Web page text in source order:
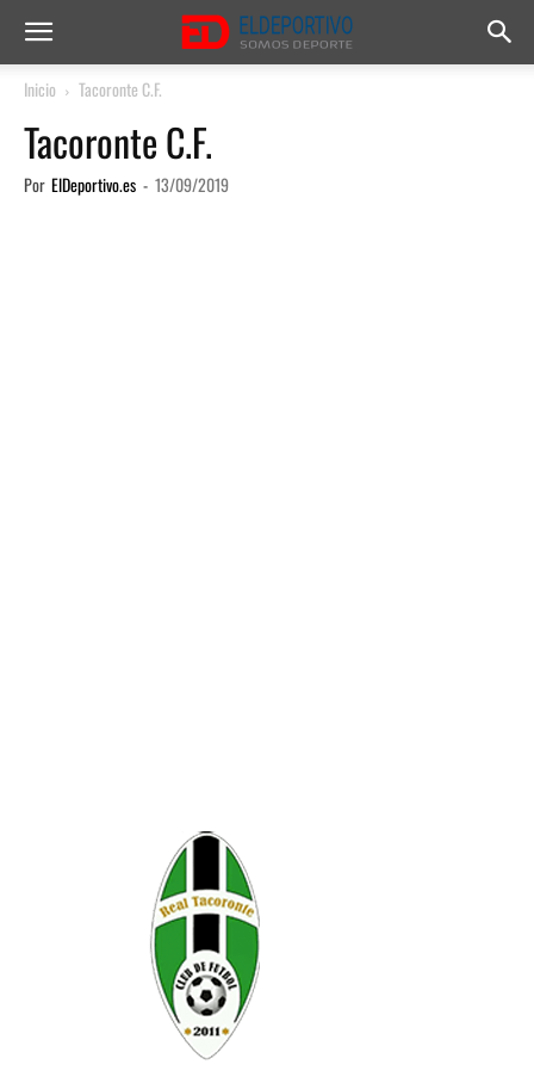
Inicio Tacoronte C.F.
Tacoronte C.F.
Por ElDeportivo.es - 13/09/2019